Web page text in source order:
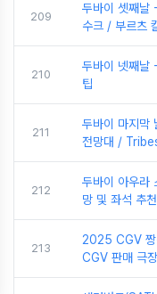
209
두바이 셋째날
수크 / 부르츠
210
두바이 넷째날
팁
211
두바이 마지막
전망대 /
212
두바이 아우
망 및 좌석 추
213
2025 CGV 짱
CGV 판매 극